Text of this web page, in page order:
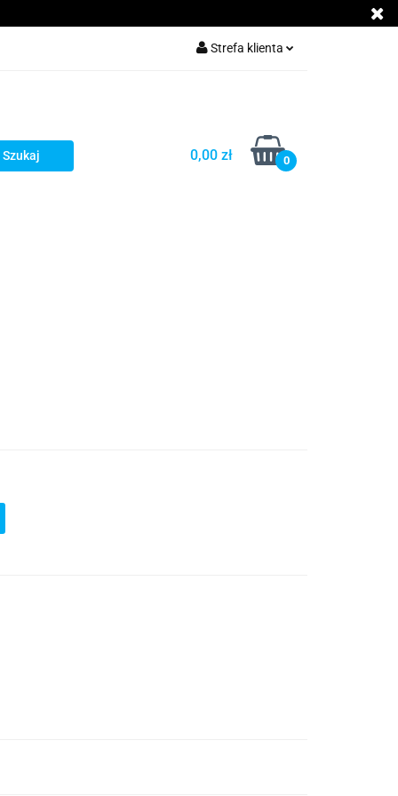
Strefa klienta
Dodaj zgłoszenie
Zgody cookies
0,00 zł 0
Akcesoria GSM